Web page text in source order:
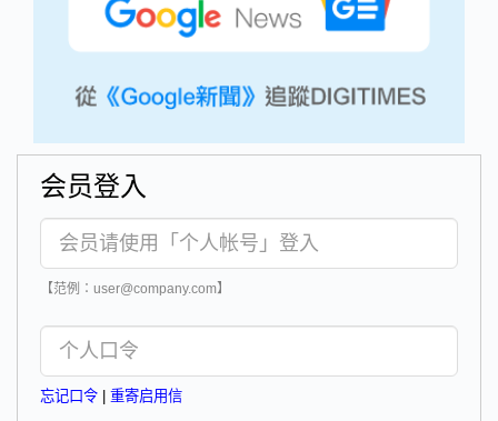
会员登入
【范例：user@company.com】
忘记口令 重寄启用信